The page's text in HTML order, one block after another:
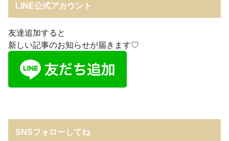
LINE公式アカウント
友達追加すると
新しい記事のお知らせが届きます♡
SNSフォローしてね